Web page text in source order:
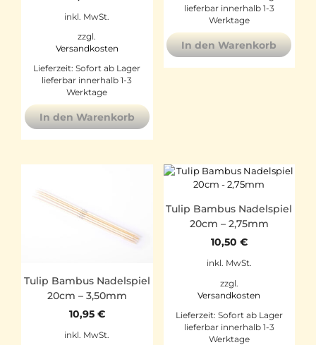
inkl. MwSt.
zzgl.
Versandkosten
Lieferzeit:Sofort ab Lager
lieferbar innerhalb 1-3
Werktage
In den Warenkorb
lieferbar innerhalb 1-3
Werktage
In den Warenkorb
Tulip Bambus Nadelspiel
20cm – 3,50mm
10,95 €
inkl. MwSt.
Tulip Bambus Nadelspiel
20cm – 2,75mm
10,50 €
inkl. MwSt.
zzgl.
Versandkosten
Lieferzeit: Sofort ab Lager
lieferbar innerhalb 1-3
Werktage